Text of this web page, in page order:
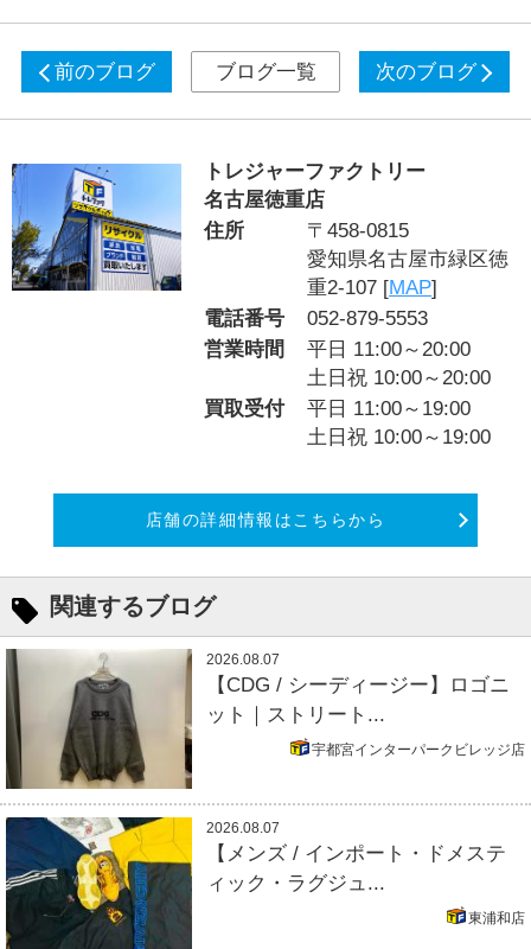
前のブログ ブログ一覧 次のブログ
トレジャーファクトリー
名古屋徳重店
住所
〒458-0815
愛知県名古屋市緑区徳
重2-107 [MAP]
電話番号
052-879-5553
営業時間
平日 11:00～20:00
土日祝 10:00～20:00
買取受付
平日 11:00～19:00
土日祝 10:00～19:00
店舗の詳細情報はこちらから
関連するブログ
2026.08.07
【CDG / シーディージー】ロゴニ
ット｜ストリート...
宇都宮インターパークビレッジ店
2026.08.07
【メンズ / インポート・ドメステ
ィック・ラグジュ...
東浦和店